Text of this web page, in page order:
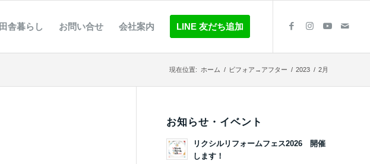
田舎暮らし お問い合せ 会社案内 LINE 友だち追加
現在位置: ホーム / ビフォア→アフター / 2023 / 2月
お知らせ・イベント
リクシルリフォームフェス2026 開催
します！